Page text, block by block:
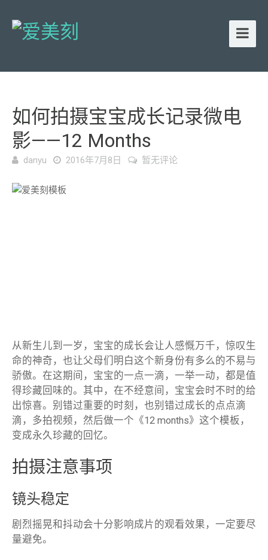
如何拍摄宝宝成长记录微电
影——12 Months
danyu 2016年7月8日 暂无评论
从新生儿到一岁，宝宝的成长会让人感慨万千，惊叹生
命的神奇，也让父母们明白这个新身份有多么的不易与
骄傲。在这期间，宝宝的一点一滴，一举一动，都是值
得珍藏回味的。其中，在不经意间，宝宝会时不时的给
出惊喜。别错过重要的时刻，也别错过成长的点点滴
滴，多拍视频，然后做一个《12 months》这个模板，
变成永久珍藏的回忆。
拍摄注意事项
镜头稳定
剧烈摇晃和抖动会十分影响成片的观看效果，一定要尽
量避免。